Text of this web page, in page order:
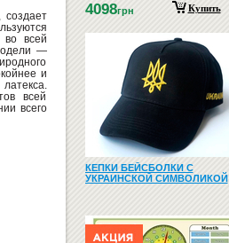
во всей
—
и
всей
всего
4098грн Купить
КЕПКИ БЕЙСБОЛКИ С
УКРАИНСКОЙ СИМВОЛИКОЙ